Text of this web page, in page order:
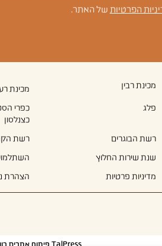
הפרטיות של האתר.
מכינת רבין
מכינת
פלג
כפרי
כצנלסון
רשת הבוגרים
רשת
שנת שירות החלוץ
מדיניות פרטיות
הצהרת
TalPress פיתוח אתרים בוורדפרס